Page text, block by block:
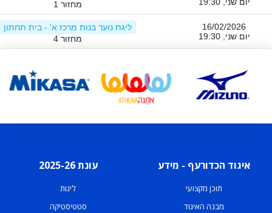
מחזור 1
יום שני, 19:30
ליגת נוער בנות מרכז א' - בית תחתון
מחזור 4
16/02/2026
יום שני, 19:30
איגוד הכדורעף - מידע
תוכן מקצועי
מבנה האיגוד
עונת 2025-26
ליגות
סטטיסטיקה